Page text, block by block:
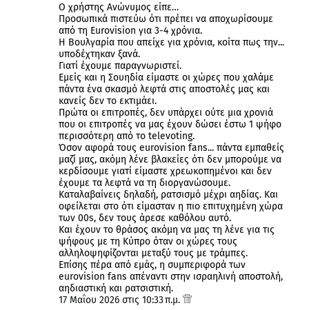
Ο χρήστης Ανώνυμος είπε…
Προσωπικά πιστεύω ότι πρέπει να αποχωρίσουμε
από τη Eurovision για 3-4 χρόνια.
Η Βουλγαρία που απείχε για χρόνια, κοίτα πως την...
υποδέχτηκαν ξανά.
Γιατί έχουμε παραγνωριστεί.
Εμείς και η Σουηδία είμαστε οι χώρες που χαλάμε
πάντα ένα σκασμό λεφτά στις αποστολές μας και
κανείς δεν το εκτιμάει.
Πρώτα οι επιτροπές, δεν υπάρχει ούτε μια χρονιά
που οι επιτροπές να μας έχουν δώσει έστω 1 ψήφο
περισσότερη από το televoting.
Όσον αφορά τους eurovision fans... πάντα εμπαθείς
μαζί μας, ακόμη λένε βλακείες ότι δεν μπορούμε να
κερδίσουμε γιατί είμαστε χρεωκοπημένοι και δεν
έχουμε τα λεφτά να τη διοργανώσουμε.
Καταλαβαίνεις δηλαδή, ρατσισμό μέχρι αηδίας. Και
οφείλεται στο ότι είμασταν η πιο επιτυχημένη χώρα
των 00s, δεν τους άρεσε καθόλου αυτό.
Και έχουν το θράσος ακόμη να μας τη λένε για τις
ψήφους με τη Κύπρο όταν οι χώρες τους
αλληλοψηφίζονται μεταξύ τους με τράμπες.
Επίσης πέρα από εμάς, η συμπεριφορά των
eurovision fans απέναντι στην ισραηλινή αποστολή,
αηδιαστική και ρατσιστική.
17 Μαΐου 2026 στις 10:33 π.μ.